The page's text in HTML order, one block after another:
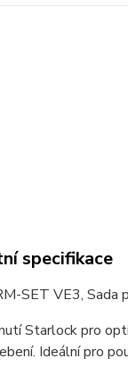
specifikace
SET VE3,
Starlock pro
Ideální pro